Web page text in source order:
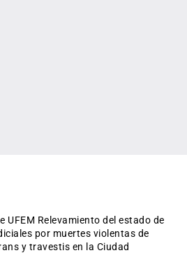
UFEM Relevamiento del estado de
por muertes violentas de
y travestis en la Ciudad